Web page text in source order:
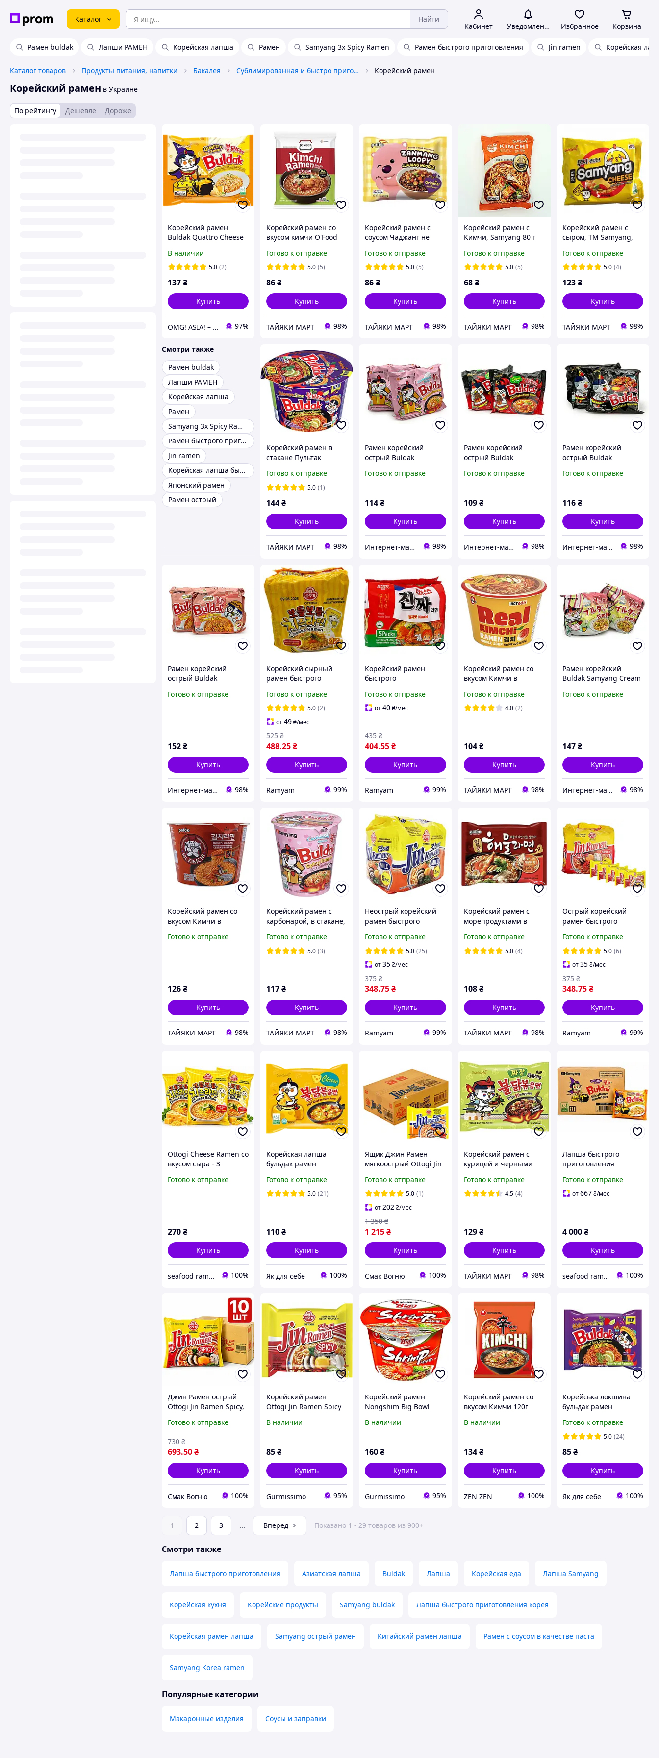
Каталог Найти
Кабинет Уведомления Избранное Корзина
Рамен buldak Лапши РАМЕН Корейская лапша Рамен Samyang 3x Spicy Ramen Рамен быстрого приготовления Jin ramen Корейская
Каталог товаров Продукты питания, напитки Бакалея Сублимированная и быстро приготовляемая пища Корейский рамен
Корейский рамен в Украине
По рейтингу Дешевле Дороже
Корейский рамен
Buldak Quattro Cheese
В наличии
5.0 (2)
137₴
Купить
OMG! ASIA! – магазин смаколиків з Азії 97%
Корейский рамен со
вкусом кимчи O'Food
Готово к отправке
5.0 (5)
86₴
Купить
ТАЙЯКИ МАРТ 98%
Корейский рамен с
соусом Чаджанг не
Готово к отправке
5.0 (5)
86₴
Купить
ТАЙЯКИ МАРТ 98%
Корейский рамен с
Кимчи, Samyang 80 г
Готово к отправке
5.0 (5)
68 ₴
Купить
ТАЙЯКИ МАРТ 98%
Корейский рамен с
сыром, TM Samyang,
Готово к отправке
5.0 (4)
123₴
Купить
ТАЙЯКИ МАРТ 98%
Смотри также
Рамен buldak
Лапши РАМЕН
Корейская лапша
Рамен
Samyang 3x Spicy Ramen
Рамен быстрого приготовления
Jin ramen
Корейская лапша быстрого приготовления
Японский рамен
Рамен острый
Корейский рамен в
стакане Пультак
лаймом, TM Samyang,
110 г
Готово к отправке
5.0 (1)
144₴
Купить
ТАЙЯКИ МАРТ 98%
Рамен корейский
острый Buldak
130г
Готово к отправке
114₴
Купить
Интернет-магазин «Food Good» 98%
Рамен корейский
острый Buldak
Stew, 145г
Готово к отправке
109 ₴
Купить
Интернет-магазин «Food Good» 98%
Рамен корейский
острый Buldak
Готово к отправке
116₴
Купить
Интернет-магазин «Food Good» 98%
Рамен корейский
острый Buldak
Rose, 140г
Готово к отправке
152₴
Купить
Интернет-магазин «Food Good» 98%
Корейский сырный
рамен быстрого
Сheese Ramen 111 г
(упаковка 5 шт)
Готово к отправке
5.0 (2)
от49₴/мес
488.25₴
525 ₴
Купить
Ramyam 99%
Корейский рамен
быстрого
Jinjja Ramyun Kimchi
Noodle Soup 120 г
Готово к отправке
от40₴/мес
404.55₴
435 ₴
Купить
Ramyam 99%
Корейский рамен со
вкусом Кимчи в
Готово к отправке
4.0 (2)
104 ₴
Купить
ТАЙЯКИ МАРТ 98%
Рамен корейский
Buldak Samyang Cream
Готово к отправке
147₴
Купить
Интернет-магазин «Food Good» 98%
Корейский рамен со
вкусом Кимчи в
Готово к отправке
126₴
Купить
ТАЙЯКИ МАРТ 98%
Корейский рамен с
карбонарой, в стакане,
Готово к отправке
5.0 (3)
117₴
Купить
ТАЙЯКИ МАРТ 98%
Неострый корейский
рамен быстрого
Рамен Ottogi Jin Ramen
Mild Korean Style 120 г
(5 шт)
Готово к отправке
5.0 (25)
от35₴/мес
348.75₴
375 ₴
Купить
Ramyam 99%
Корейский рамен с
морепродуктами в
Готово к отправке
5.0 (4)
108 ₴
Купить
ТАЙЯКИ МАРТ 98%
Острый корейский
рамен быстрого
Рамен Ottogi Jin Ramen
Spicy 120 г (5 шт)
Готово к отправке
5.0 (6)
от35₴/мес
348.75₴
375 ₴
Купить
Ramyam 99%
Ottogi Cheese Ramen со
вкусом сыра - 3
Корейский рамен
Готово к отправке
270₴
Купить
seafood ramen market 100%
Корейская лапша
бульдак рамен
со вкусом сыра и
курицы 140 г
Готово к отправке
5.0 (21)
110₴
Купить
Як для себе 100%
Ящик Джин Рамен
мягкоострый Ottogi Jin
лапша быстрого
приготовления 120 г
(20 шт)
Готово к отправке
5.0 (1)
от202₴/мес
1 215₴
1 350 ₴
Купить
Смак Вогню 100%
Корейский рамен с
курицей и черными
Готово к отправке
4.5 (4)
129 ₴
Купить
ТАЙЯКИ МАРТ 98%
Лапша быстрого
приготовления
Quattro Cheese 4 Сыра
5.8кг 40шт | Острый
Готово к отправке
от667₴/мес
4 000₴
Купить
seafood ramen market 100%
Джин Рамен острый
Ottogi Jin Ramen Spicy,
быстрого
(опт 10 шт)
Готово к отправке
693.50₴
730 ₴
Купить
Смак Вогню 100%
Корейский рамен
Ottogi Jin Ramen Spicy
В наличии
85₴
Купить
Gurmissimo 95%
Корейский рамен
Nongshim Big Bowl
вкусом креветок в
В наличии
160₴
Купить
Gurmissimo 95%
Корейский рамен со
вкусом Кимчи 120г
8801043157742
В наличии
134 ₴
Купить
ZEN ZEN 100%
Корейська локшина
бульдак рамен
зі смаком курки
хабанеро з лаймом 135
Готово к отправке
5.0 (24)
85₴
Купить
Як для себе 100%
1 2 3 ... Вперед Показано 1 - 29 товаров из 900+
Смотри также
Лапша быстрого приготовления Азиатская лапша Buldak Лапша Корейская еда Лапша Samyang
Корейская кухня Корейские продукты Samyang buldak Лапша быстрого приготовления корея
Корейская рамен лапша Samyang острый рамен Китайский рамен лапша Рамен с соусом в качестве паста
Samyang Korea ramen
Популярные категории
Макаронные изделия Соусы и заправки